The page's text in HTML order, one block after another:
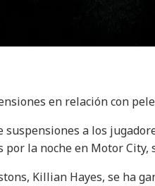
en relación con
suspensiones a los
por la noche en Motor
Killian Hayes, se ha